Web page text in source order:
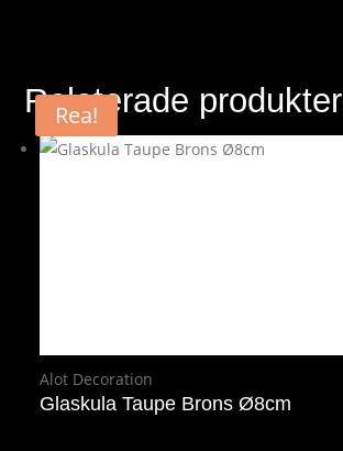
Relaterade produkter
Rea!
Alot Decoration
Glaskula Taupe Brons Ø8cm